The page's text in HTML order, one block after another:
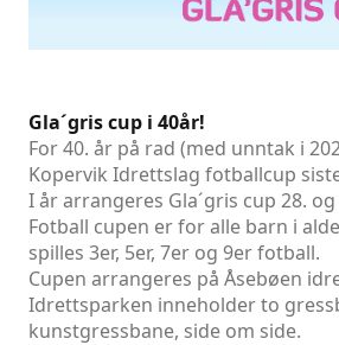
Gla´gris cup i 40år!
For 40. år på rad (med unntak i
Kopervik Idrettslag fotballcup
I år arrangeres Gla´gris cup 28.
Fotball cupen er for alle barn i
spilles 3er, 5er, 7er og 9er fotball.
Cupen arrangeres på Åsebøen
Idrettsparken inneholder to
kunstgressbane, side om side.